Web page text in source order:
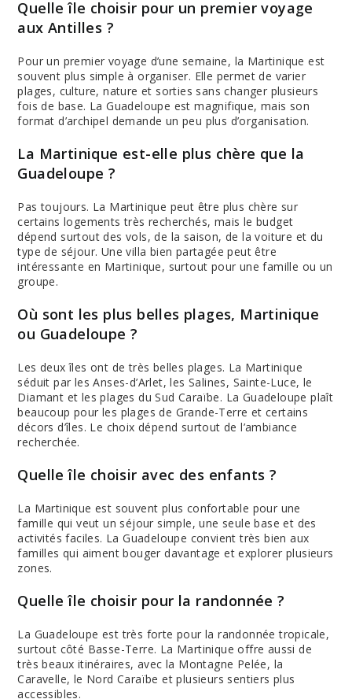
Quelle île choisir pour un premier voyage
aux Antilles ?
Pour un premier voyage d’une semaine, la Martinique est
souvent plus simple à organiser. Elle permet de varier
plages, culture, nature et sorties sans changer plusieurs
fois de base. La Guadeloupe est magnifique, mais son
format d’archipel demande un peu plus d’organisation.
La Martinique est-elle plus chère que la
Guadeloupe ?
Pas toujours. La Martinique peut être plus chère sur
certains logements très recherchés, mais le budget
dépend surtout des vols, de la saison, de la voiture et du
type de séjour. Une villa bien partagée peut être
intéressante en Martinique, surtout pour une famille ou un
groupe.
Où sont les plus belles plages, Martinique
ou Guadeloupe ?
Les deux îles ont de très belles plages. La Martinique
séduit par les Anses-d’Arlet, les Salines, Sainte-Luce, le
Diamant et les plages du Sud Caraïbe. La Guadeloupe plaît
beaucoup pour les plages de Grande-Terre et certains
décors d’îles. Le choix dépend surtout de l’ambiance
recherchée.
Quelle île choisir avec des enfants ?
La Martinique est souvent plus confortable pour une
famille qui veut un séjour simple, une seule base et des
activités faciles. La Guadeloupe convient très bien aux
familles qui aiment bouger davantage et explorer plusieurs
zones.
Quelle île choisir pour la randonnée ?
La Guadeloupe est très forte pour la randonnée tropicale,
surtout côté Basse-Terre. La Martinique offre aussi de
très beaux itinéraires, avec la Montagne Pelée, la
Caravelle, le Nord Caraïbe et plusieurs sentiers plus
accessibles.